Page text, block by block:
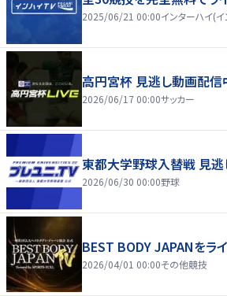
2025/06/21 00:00インターハイ(
高円宮杯 見逃し動画配信
2026/06/17 00:00サッカー
東都大学野球入替戦 見逃
2026/06/30 00:00野球
BEST BODY JAPANをラ
2026/04/01 00:00その他競技